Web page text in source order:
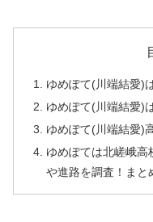
ゆめぽて(川端結愛)
ゆめぽて(川端結愛)
ゆめぽて(川端結愛)
ゆめぽては北嵯峨高
や進路を調査！まと